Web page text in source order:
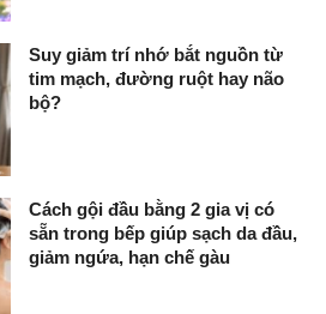
Suy giảm trí nhớ bắt nguồn từ
tim mạch, đường ruột hay não
bộ?
Cách gội đầu bằng 2 gia vị có
sẵn trong bếp giúp sạch da đầu,
giảm ngứa, hạn chế gàu